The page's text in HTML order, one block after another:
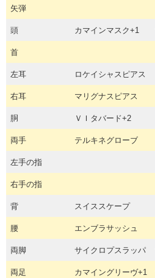
矢弾
頭 カマインマスク+1
首
左耳 ロケイシャスピアス
右耳 マリグナスピアス
胴 ＶＩタバード+2
両手 テルキネグローブ
左手の指
右手の指
背 スイススケープ
腰 エンブラサッシュ
両脚 サイクロプスラッパ
両足 カマイングリーヴ+1